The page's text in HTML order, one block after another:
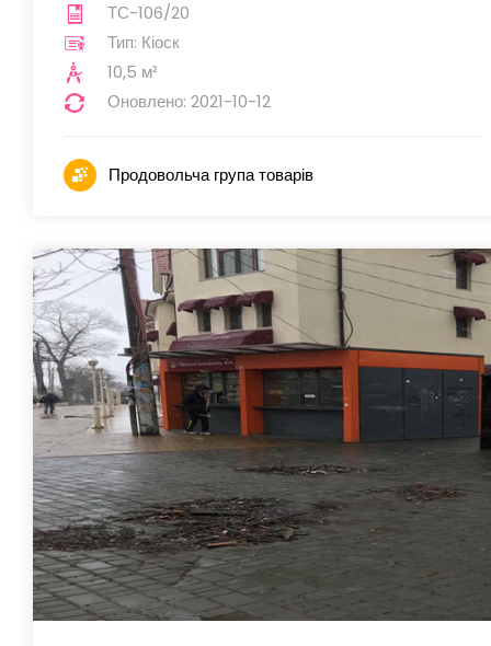
ТС-106/20
Тип: Кіоск
10,5 м²
Оновлено: 2021-10-12
Продовольча група товарів